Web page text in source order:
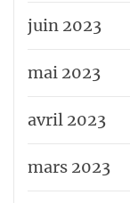
juin 2023
mai 2023
avril 2023
mars 2023